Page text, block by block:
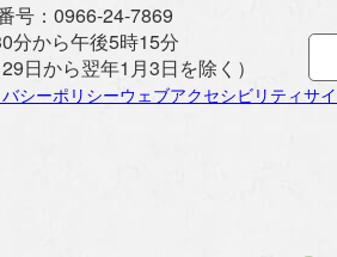
号： 0966-24-7869
分から午後5時15分
日から翌年1月3日を除く）
シーポリシーウェブアクセシビリティサ